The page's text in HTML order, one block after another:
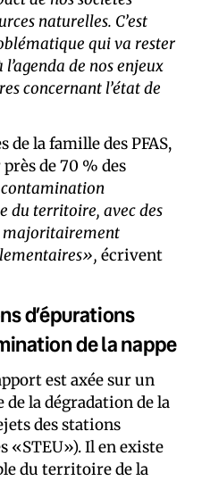
naturelles. C’est
qui va rester
de nos enjeux
concernant l’état de
de la famille des PFAS,
de 70 % des
du territoire, avec des
majoritairement
écrivent
d’épurations
de la nappe
est axée sur un
la dégradation de la
des stations
«STEU»). Il en existe
du territoire de la